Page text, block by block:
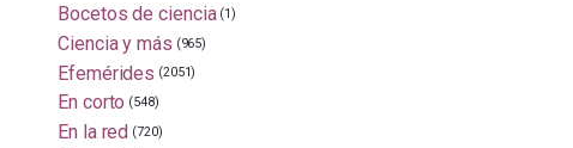
Bocetos de ciencia (1)
Ciencia y más (965)
Efemérides (2051)
En corto (548)
En la red (720)